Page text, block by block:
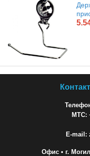
МТС:
E-mail:
Офис• г.